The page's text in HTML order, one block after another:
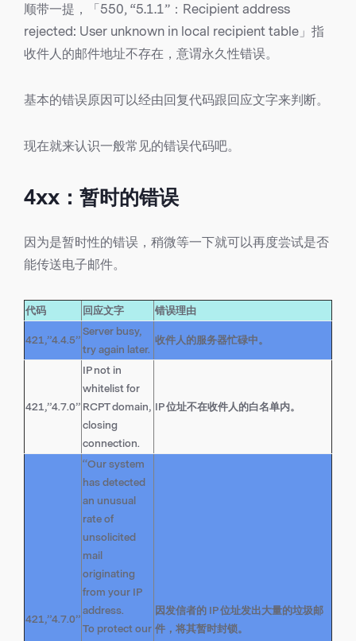
顺带一提，「550, “5.1.1”：Recipient address
rejected: User unknown in local recipient table」指
收件人的邮件地址不存在，意谓永久性错误。
基本的错误原因可以经由回复代码跟回应文字来判断。
现在就来认识一般常见的错误代码吧。
4xx：暂时的错误
因为是暂时性的错误，稍微等一下就可以再度尝试是否
能传送电子邮件。
代码 回应文字 错误理由
421,”4.4.5”
Server busy,
try again later.
收件人的服务器忙碌中。
421,”4.7.0”
IP not in
whitelist for
RCPT domain,
closing
connection.
IP 位址不在收件人的白名单内。
421,”4.7.0”
“Our system
has detected
an unusual
rate of
unsolicited
mail
originating
from your IP
address.
To protect our
因发信者的 IP 位址发出大量的垃圾邮
件，将其暂时封锁。